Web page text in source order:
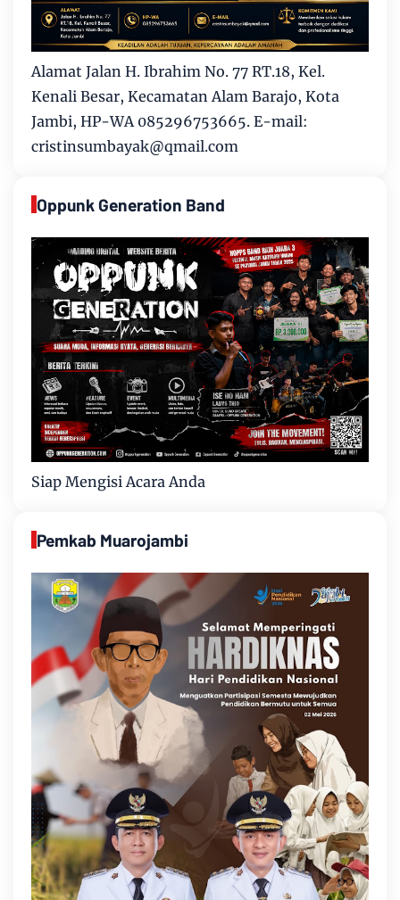
Alamat Jalan H. Ibrahim No. 77 RT.18, Kel.
Kenali Besar, Kecamatan Alam Barajo, Kota
Jambi, HP-WA 085296753665. E-mail:
cristinsumbayak@qmail.com
Oppunk Generation Band
Siap Mengisi Acara Anda
Pemkab Muarojambi